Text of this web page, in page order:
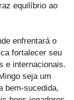
equilíbrio ao
enfrentará o
fortalecer seu
e internacionais.
seja um
bem-sucedida,